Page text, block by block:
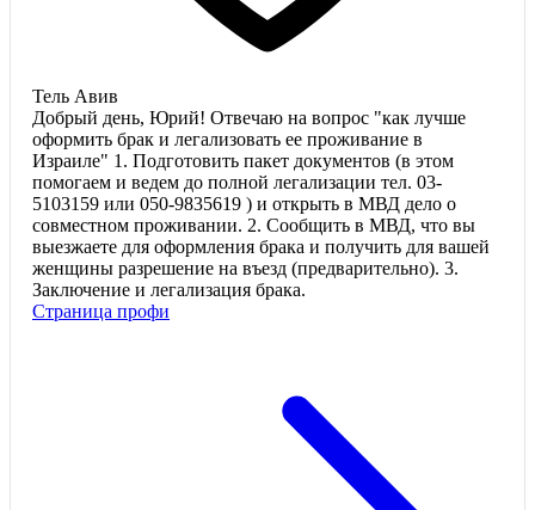
Тель Авив
Добрый день, Юрий! Отвечаю на вопрос "как лучше
оформить брак и легализовать ее проживание в
Израиле" 1. Подготовить пакет документов (в этом
помогаем и ведем до полной легализации тел. 03-
5103159 или 050-9835619 ) и открыть в МВД дело о
совместном проживании. 2. Сообщить в МВД, что вы
выезжаете для оформления брака и получить для вашей
женщины разрешение на въезд (предварительно). 3.
Заключение и легализация брака.
Страница профи